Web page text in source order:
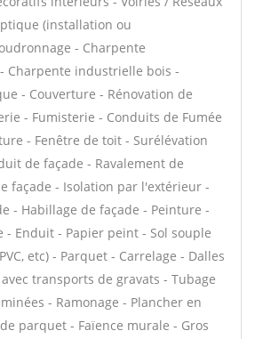
(installation ou
- Charpente
Charpente industrielle bois -
- Couverture - Rénovation de
- Fumisterie - Conduits de Fumée
- Fenêtre de toit - Surélévation
de façade - Ravalement de
façade - Isolation par l'extérieur -
- Habillage de façade - Peinture -
- Enduit - Papier peint - Sol souple
etc) - Parquet - Carrelage - Dalles
transports de gravats - Tubage
- Ramonage - Plancher en
parquet - Faïence murale - Gros